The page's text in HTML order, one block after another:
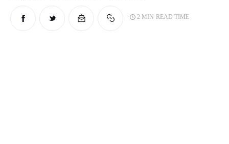
2 MIN READ TIME